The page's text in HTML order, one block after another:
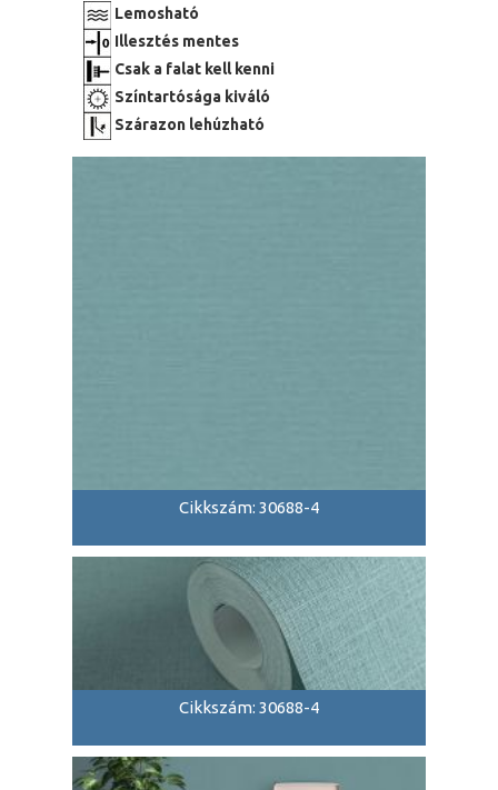
Lemosható
Illesztés mentes
Csak a falat kell kenni
Színtartósága kiváló
Szárazon lehúzható
Cikkszám: 30688-4
Cikkszám: 30688-4